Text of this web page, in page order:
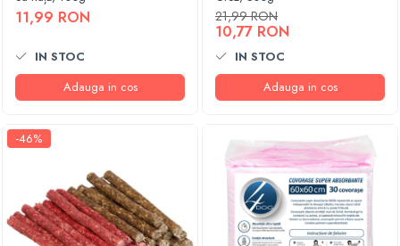
11,99 RON
IN STOC
Adauga in cos
21,99 RON
10,77 RON
IN STOC
Adauga in cos
-46%